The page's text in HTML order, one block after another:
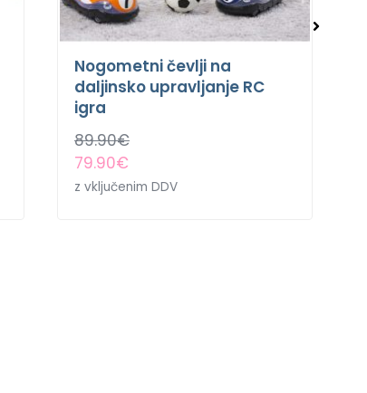
Nogometni čevlji na
daljinsko upravljanje RC
igra
89.90€
79.90€
z vključenim DDV